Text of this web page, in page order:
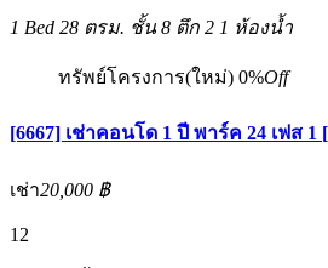
1 Bed 28 ตรม. ชั้น 8 ตึก 2 1 ห้องน้ำ
ทรัพย์โครงการ(ใหม่) 0%Off
[6667] เช่าคอนโด 1 ปี พาร์ค 24 เฟส 1
เช่า20,000 ฿
12